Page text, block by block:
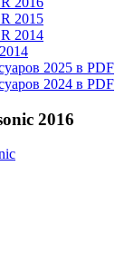
2015
2014
2025 в PDF
2024 в PDF
2016